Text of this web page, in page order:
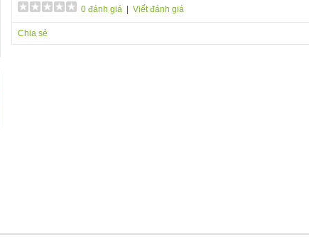
0 đánh giá Viết đánh giá
Chia sẻ